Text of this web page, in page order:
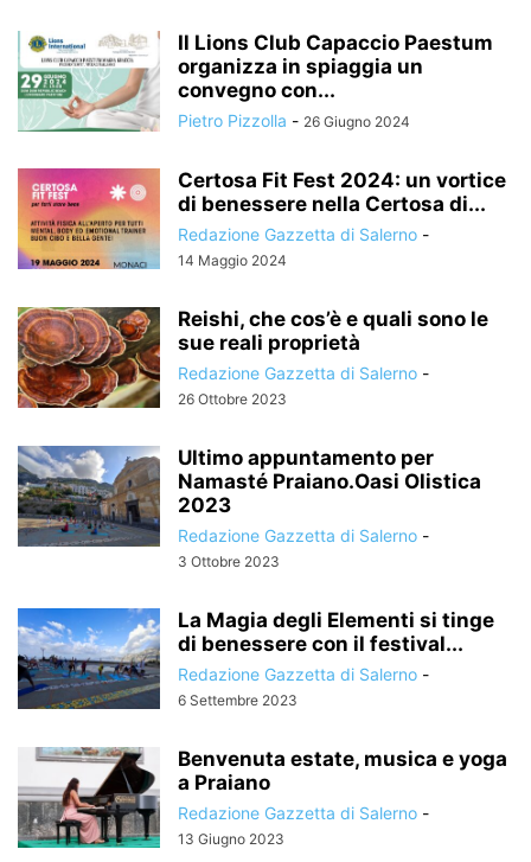
Il Lions Club Capaccio Paestum
organizza in spiaggia un
convegno con...
Pietro Pizzolla - 26 Giugno 2024
Certosa Fit Fest 2024: un vortice
di benessere nella Certosa di...
Redazione Gazzetta di Salerno -
14 Maggio 2024
Reishi, che cos’è e quali sono le
sue reali proprietà
Redazione Gazzetta di Salerno -
26 Ottobre 2023
Ultimo appuntamento per
Namasté Praiano.Oasi Olistica
2023
Redazione Gazzetta di Salerno -
3 Ottobre 2023
La Magia degli Elementi si tinge
di benessere con il festival...
Redazione Gazzetta di Salerno -
6 Settembre 2023
Benvenuta estate, musica e yoga
a Praiano
Redazione Gazzetta di Salerno -
13 Giugno 2023